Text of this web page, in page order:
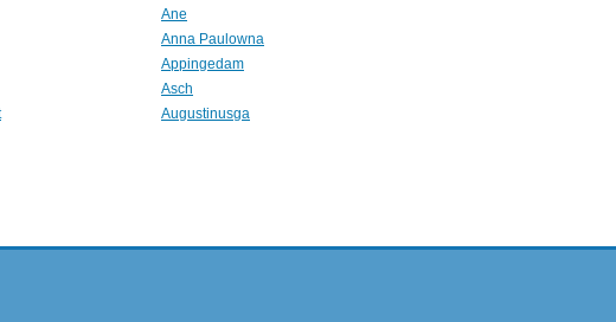
Ane
Anna Paulowna
Appingedam
Asch
Augustinusga